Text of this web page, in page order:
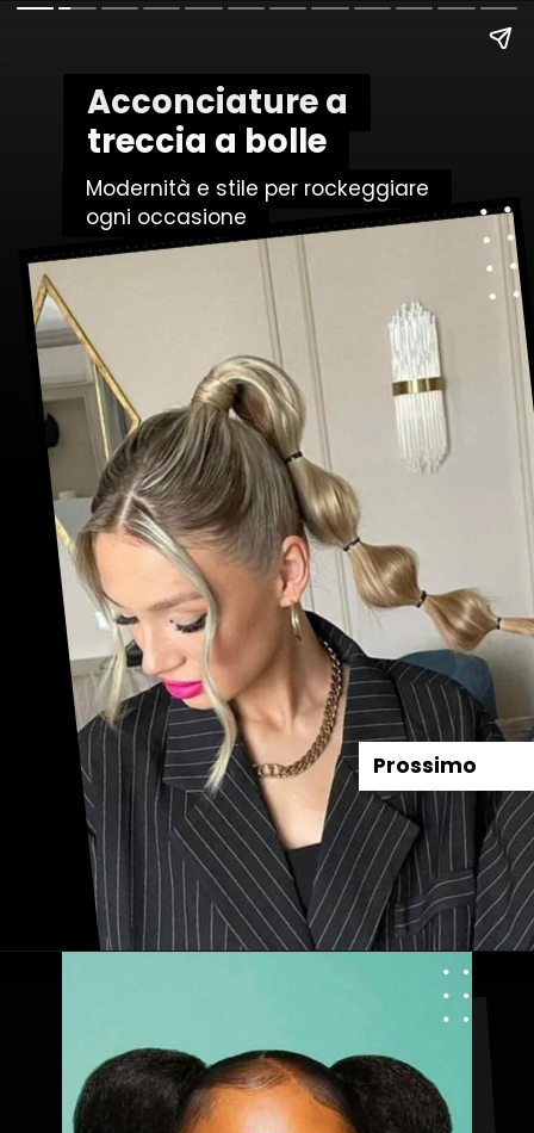
Acconciature a
treccia a bolle
Acconciature a
treccia a bolle
Modernità e stile per rockeggiare
ogni occasione
Modernità e stile per rockeggiare
ogni occasione
Prossimo